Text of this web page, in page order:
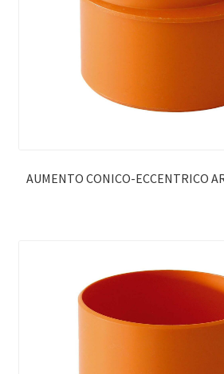
AUMENTO CONICO-ECCENTRICO